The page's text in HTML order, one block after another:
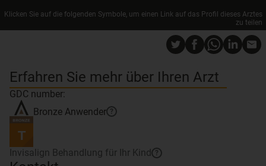
Klicken Sie auf die folgenden Symbole, um einen Link auf das Profil dieses Arztes
zu teilen
Erfahren Sie mehr über Ihren Arzt
GDC number:
Bronze Anwender ?
Invisalign Behandlung für Ihr Kind ?